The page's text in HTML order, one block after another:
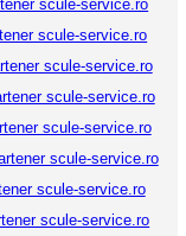
pneumatic3/4- BGS
Nm
379.61RON
ADAUGA IN COS